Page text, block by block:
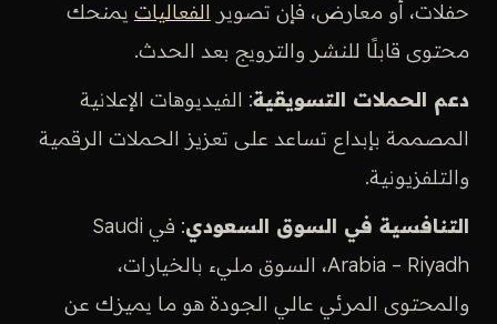
حفلات، أو معارض، فإن تصوير الفعاليات يمنحك
محتوى قابلًا للنشر والترويج بعد الحدث.
دعم الحملات التسويقية: الفيديوهات الإعلانية
المصممة بإبداع تساعد على تعزيز الحملات الرقمية
والتلفزيونية.
التنافسية في السوق السعودي
: في Saudi
Arabia – Riyadh، السوق مليء بالخيارات،
والمحتوى المرئي عالي الجودة هو ما يميزك عن